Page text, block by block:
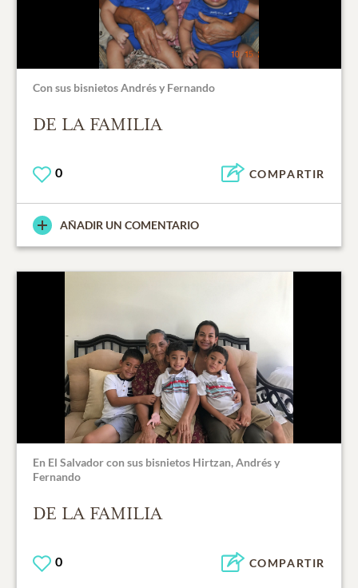
Con sus bisnietos Andrés y Fernando
DE LA FAMILIA
0 COMPARTIR
AÑADIR UN COMENTARIO
En El Salvador con sus bisnietos Hirtzan, Andrés y
Fernando
DE LA FAMILIA
0 COMPARTIR